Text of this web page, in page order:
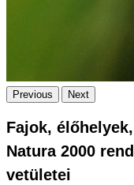
Previous Next
Fajok,
Natura 2000
vetületei